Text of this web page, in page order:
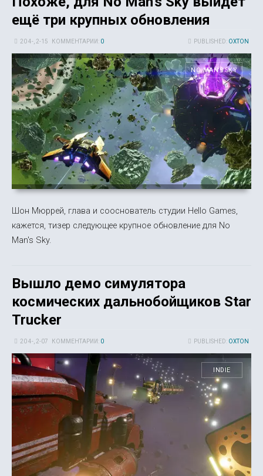
ещё три крупных обновления
PUBLISHED: OXTON
20 4-, 2-15 КОММЕНТАРИИ: 0
NO MAN'S SKY
Шон Мюррей, глава и сооснователь студии Hello Games,
кажется, тизер следующее крупное обновление для No
Man's Sky.
Вышло демо симулятора
космических дальнобойщиков Star
Trucker
PUBLISHED: OXTON
20 4-, 2-07 КОММЕНТАРИИ: 0
INDIE